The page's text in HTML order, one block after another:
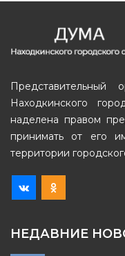
Представительный
Находкинского
наделена правом
принимать от его
территории
НЕДАВНИЕ